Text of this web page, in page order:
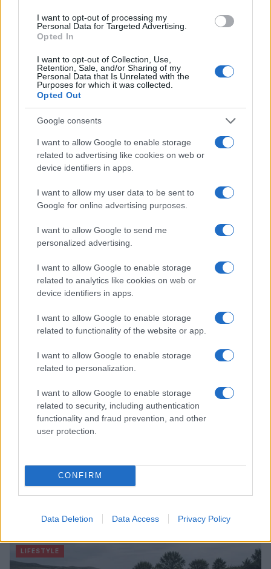
I want to opt-out of processing my
Personal Data for Targeted Advertising.
Opted In
I want to opt-out of Collection, Use,
Retention, Sale, and/or Sharing of my
Personal Data that Is Unrelated with the
Purposes for which it was collected.
Opted Out
Google consents
I want to allow Google to enable storage
related to advertising like cookies on web or
device identifiers in apps.
I want to allow my user data to be sent to
Google for online advertising purposes.
I want to allow Google to send me
personalized advertising.
I want to allow Google to enable storage
related to analytics like cookies on web or
device identifiers in apps.
I want to allow Google to enable storage
related to functionality of the website or app.
I want to allow Google to enable storage
related to personalization.
I want to allow Google to enable storage
related to security, including authentication
functionality and fraud prevention, and other
user protection.
CONFIRM
Data Deletion Data Access Privacy Policy
Continua a leggere
BELLEZZA
Come ottenere labbra perfette con il metodo gym lips
LIFESTYLE
Dove si terrà Vogue World nel 2027: la scelta di San
Matteo Pellegrino · 6 Ago 2026
LIFESTYLE